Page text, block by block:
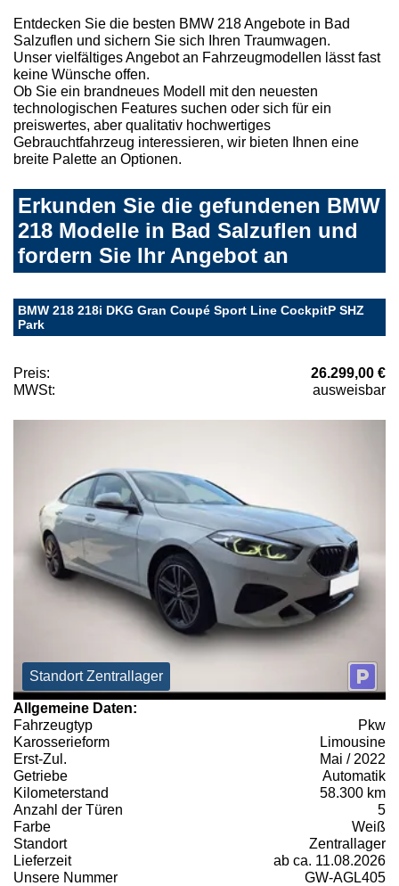
Entdecken Sie die besten BMW 218 Angebote in Bad
Salzuflen und sichern Sie sich Ihren Traumwagen.
Unser vielfältiges Angebot an Fahrzeugmodellen lässt fast
keine Wünsche offen.
Ob Sie ein brandneues Modell mit den neuesten
technologischen Features suchen oder sich für ein
preiswertes, aber qualitativ hochwertiges
Gebrauchtfahrzeug interessieren, wir bieten Ihnen eine
breite Palette an Optionen.
Erkunden Sie die gefundenen BMW
218 Modelle in Bad Salzuflen und
fordern Sie Ihr Angebot an
BMW 218 218i DKG Gran Coupé Sport Line CockpitP SHZ
Park
Preis:
26.299,00 €
MWSt:
ausweisbar
Standort Zentrallager
Allgemeine Daten:
Fahrzeugtyp
Pkw
Karosserieform
Limousine
Erst-Zul.
Mai / 2022
Getriebe
Automatik
Kilometerstand
58.300 km
Anzahl der Türen
5
Farbe
Weiß
Standort
Zentrallager
Lieferzeit
ab ca. 11.08.2026
Unsere Nummer
GW-AGL405